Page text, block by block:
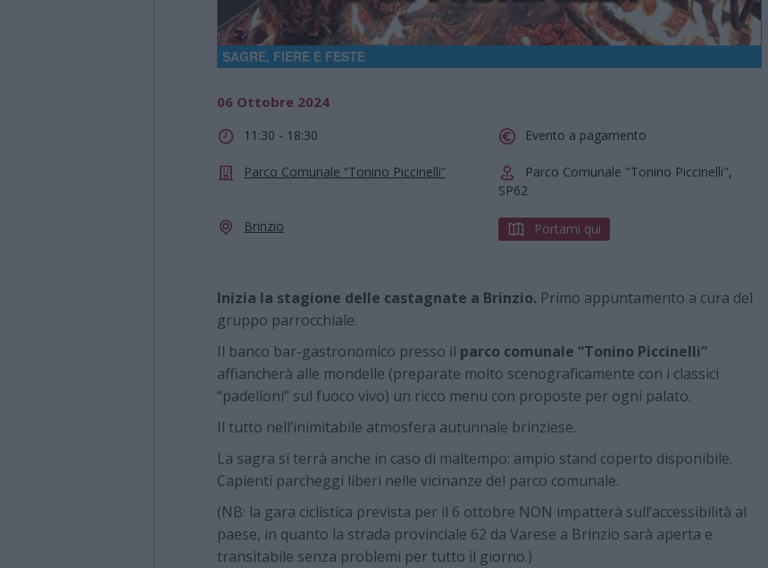
SAGRE, FIERE E FESTE
06 Ottobre 2024
11:30 - 18:30 Evento a pagamento
Parco Comunale “Tonino Piccinelli”
Parco Comunale "Tonino Piccinelli",
SP62
Brinzio Portami qui
Inizia la stagione delle castagnate a Brinzio. Primo appuntamento a cura del
gruppo parrocchiale.
Il banco bar-gastronomico presso il parco comunale “Tonino Piccinelli”
affiancherà alle mondelle (preparate molto scenograficamente con i classici
“padelloni” sul fuoco vivo) un ricco menu con proposte per ogni palato.
Il tutto nell’inimitabile atmosfera autunnale brinziese.
La sagra si terrà anche in caso di maltempo: ampio stand coperto disponibile.
Capienti parcheggi liberi nelle vicinanze del parco comunale.
(NB: la gara ciclistica prevista per il 6 ottobre NON impatterà sull’accessibilità al
paese, in quanto la strada provinciale 62 da Varese a Brinzio sarà aperta e
transitabile senza problemi per tutto il giorno.)